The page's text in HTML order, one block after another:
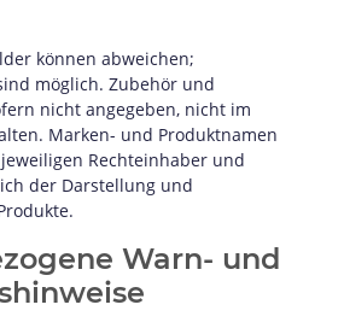
können abweichen;
möglich. Zubehör und
nicht angegeben, nicht im
Marken- und Produktnamen
Rechteinhaber und
der Darstellung und
Warn- und